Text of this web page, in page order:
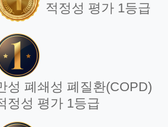
적정성 평가 1등급
성 폐쇄성 폐질환(COPD)
정성 평가 1등급